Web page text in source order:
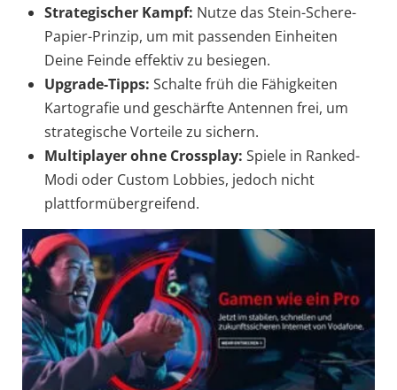
Strategischer Kampf: Nutze das Stein-Schere-
Papier-Prinzip, um mit passenden Einheiten
Deine Feinde effektiv zu besiegen.
Upgrade-Tipps: Schalte früh die Fähigkeiten
Kartografie und geschärfte Antennen frei, um
strategische Vorteile zu sichern.
Multiplayer ohne Crossplay: Spiele in Ranked-
Modi oder Custom Lobbies, jedoch nicht
plattformübergreifend.